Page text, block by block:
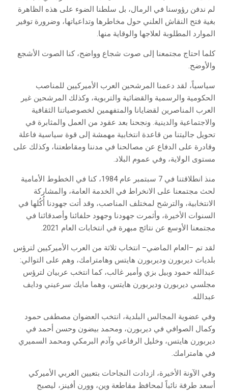
لم ندفن رؤوسنا في الرمال، بل سلطنا الضوء على هذه الظاهرة
بغية فتح النقاش العلني حول مخاطرها وتداعياتها، وضرورة توفير
الموارد المطلوبة لعلاجها والوقاية منها.
كلما احتاج مجتمعنا إلى صوت شجاع وواضح، كنا الصوت الأشجع
والأوضح.
سياسياً، لقد دعمنا المرشحين العرب الأميركيين للمناصب
الحكومية والرسمية والقضائية والتربوية، وكذلك المرشحين غير
العرب المناصرين لقضايانا والمتفهمين لخصوصياتنا الثقافية
والاجتماعية والدينية. ونجحنا بعد عقود من العمل والمثابرة في
تحويل جاليتنا من قاعدة انتخابية مهمشة إلى قوة سياسية فاعلة
وقادرة على الدفاع عن مصالحنا في مدننا ومقاطعتنا، وكذلك على
مستوى الولاية، وفي عموم البلاد.
منذ انطلاقتنا في 7 سبتمبر عام 1984، كنا في الخطوط الأمامية
لحث مجتمعنا على الانخراط في الخدمة العامة، والمشاركة
الانتخابية، والترشح لمختلف المناصب، وقد أتت جهودنا أُكُلها في
السنوات الأخيرة، وأثمرت جهودنا وجهود حلفائنا وأصدقائنا في
مجتمعنا الأوسع عن نتائج مبهرة في انتخابات العام 2021.
لقد تم –العام الماضي– انتخاب ثلاثة من العرب الأميركيين لترؤس
بلديات ديربورن وديربورن هايتس وهامترامك، وهم على التوالي:
عبدالله حمود وبيل بزي وأمير غالب، كما انتخب عربيان لترؤس
مجلسي ديربورن وديربورن هايتس، وهما مايك سرعيني ودايف
عبدالله.
وفي عضوية المجالس البلدية، انتخب العضوان مصطفى حمود
وكمال الصوافي في ديربورن، ومحمد بيضون وحسن أحمد في
ديربورن هايتس، وخليل الرفاعي وآدم البرمكي ومحمد السميري
في هامترامك.
وفي الآونة الأخيرة، ازدادت النجاحات بتعيين العربي الأميركي
أسعد طرفة نائباً لمحافظ مقاطعة وين، وورن أفينز، ليصبح